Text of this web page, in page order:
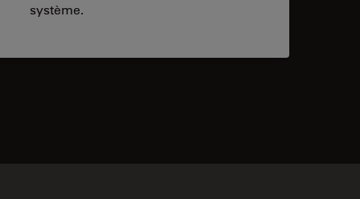
système.